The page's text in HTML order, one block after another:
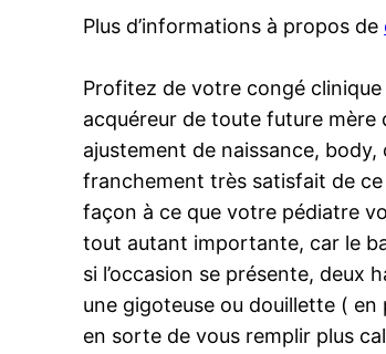
Plus d’informations à propos de
Profitez de votre congé
acquéreur de toute future
ajustement de naissance,
franchement très satisfait de ce
façon à ce que votre pédiatre
tout autant importante, car le
si l’occasion se présente, deux
une gigoteuse ou douillette (
en sorte de vous remplir plus